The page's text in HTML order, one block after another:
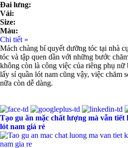
Đai lưng:
Vải:
Size:
Màu:
Chi tiết »
Mách chàng bí quyết dưỡng tóc tại nhà
tóc và tập quen dần với những bước
không còn là công việc của riêng phụ
lấy sỉ quần lót nam cũng vậy, việc chăm
nữa còn dễ dàng.
Tạo gu ăn mặc chất lượng mà vẫn tiết
lót nam giá rẻ